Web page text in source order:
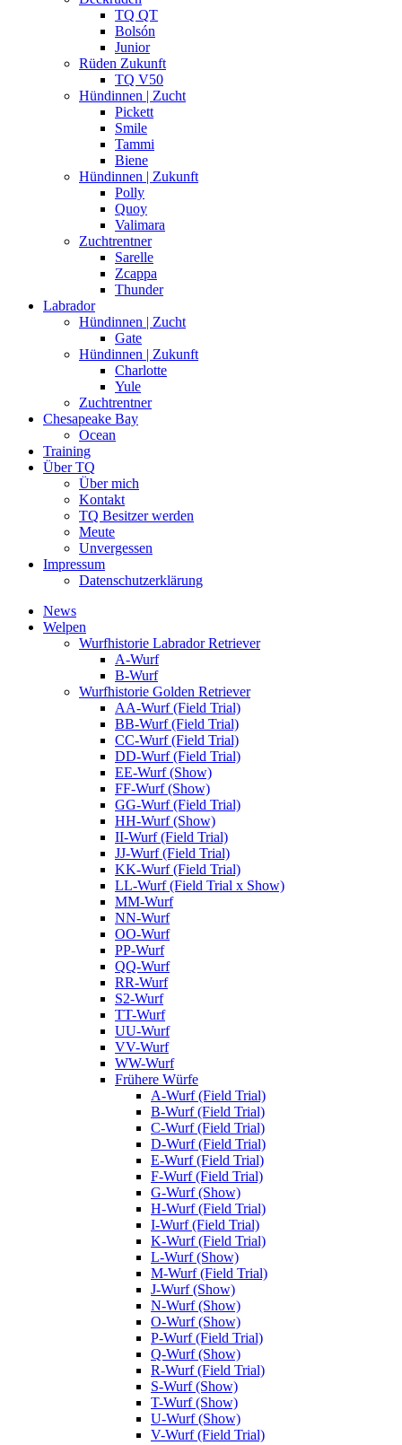
TQ QT
Bolsón
Junior
Rüden Zukunft
TQ V50
Hündinnen | Zucht
Pickett
Smile
Tammi
Biene
Hündinnen | Zukunft
Polly
Quoy
Valimara
Zuchtrentner
Sarelle
Zcappa
Thunder
Labrador
Hündinnen | Zucht
Gate
Hündinnen | Zukunft
Charlotte
Yule
Zuchtrentner
Chesapeake Bay
Ocean
Training
Über TQ
Über mich
Kontakt
TQ Besitzer werden
Meute
Unvergessen
Impressum
Datenschutzerklärung
News
Welpen
Wurfhistorie Labrador Retriever
A-Wurf
B-Wurf
Wurfhistorie Golden Retriever
AA-Wurf (Field Trial)
BB-Wurf (Field Trial)
CC-Wurf (Field Trial)
DD-Wurf (Field Trial)
EE-Wurf (Show)
FF-Wurf (Show)
GG-Wurf (Field Trial)
HH-Wurf (Show)
II-Wurf (Field Trial)
JJ-Wurf (Field Trial)
KK-Wurf (Field Trial)
LL-Wurf (Field Trial x Show)
MM-Wurf
NN-Wurf
OO-Wurf
PP-Wurf
QQ-Wurf
RR-Wurf
S2-Wurf
TT-Wurf
UU-Wurf
VV-Wurf
WW-Wurf
Frühere Würfe
A-Wurf (Field Trial)
B-Wurf (Field Trial)
C-Wurf (Field Trial)
D-Wurf (Field Trial)
E-Wurf (Field Trial)
F-Wurf (Field Trial)
G-Wurf (Show)
H-Wurf (Field Trial)
I-Wurf (Field Trial)
K-Wurf (Field Trial)
L-Wurf (Show)
M-Wurf (Field Trial)
J-Wurf (Show)
N-Wurf (Show)
O-Wurf (Show)
P-Wurf (Field Trial)
Q-Wurf (Show)
R-Wurf (Field Trial)
S-Wurf (Show)
T-Wurf (Show)
U-Wurf (Show)
V-Wurf (Field Trial)